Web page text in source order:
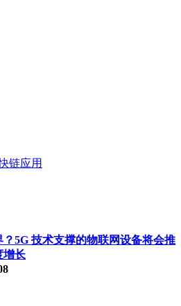
链应用
？5G 技术支撑的物联网设备将会推
增长